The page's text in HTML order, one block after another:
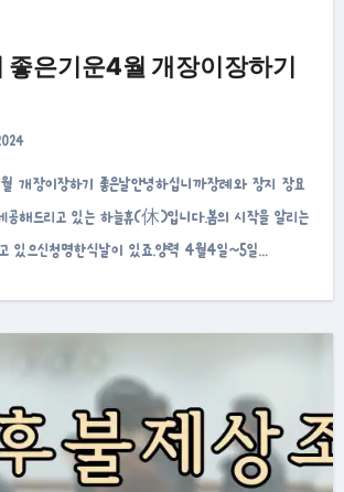
좋은기운4월 개장이장하기
공해드리고 있는 하늘휴(休)입니다.봄의 시작을 알리는
있으신청명한식날이 있죠.양력 4월4일~5일…